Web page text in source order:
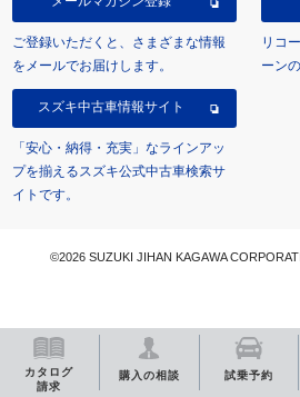
カタログ
請求
購入の相談 試乗予約
ご登録いただくと、さまざまな情報
をメールでお届けします。
リコ
ーン
スズキ中古車情報サイト
「安心・納得・充実」なラインアッ
プを揃えるスズキ公式中古車検索サ
イトです。
©2026 SUZUKI JIHAN KAGAWA